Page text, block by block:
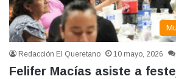
Redacción El Queretano 10 mayo, 2026
Felifer Macías asiste a